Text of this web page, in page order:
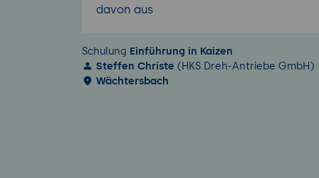
davon aus
Schulung Einführung in Kaizen
Steffen Christe (HKS Dreh-Antriebe GmbH)
Wächtersbach